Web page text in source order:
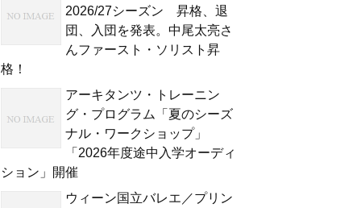
2026/27シーズン 昇格、退
団、入団を発表。中尾太亮さ
んファースト・ソリスト昇
格！
アーキタンツ・トレーニン
グ・プログラム「夏のシーズ
ナル・ワークショップ」
「2026年度途中入学オーディ
ション」開催
ウィーン国立バレエ／プリン